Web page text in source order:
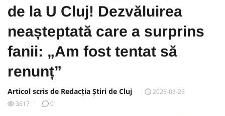
de la U Cluj! Dezvăluirea
neașteptată care a surprins
fanii: „Am fost tentat să
renunț”
Articol scris de Redacția Știri de Cluj
2025-03-25
3617
0